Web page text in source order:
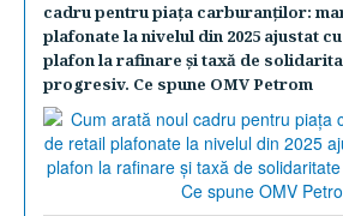
cadru pentru piaţa carburanţilor:
plafonate la nivelul din 2025 ajustat
plafon la rafinare şi taxă de
progresiv. Ce spune OMV Petrom